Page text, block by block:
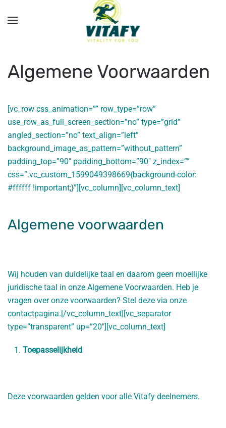
Overslaan en naar de inhoud gaan
Algemene Voorwaarden
[vc_row css_animation=”” row_type=”row”
use_row_as_full_screen_section=”no” type=”grid”
angled_section=”no” text_align=”left”
background_image_as_pattern=”without_pattern”
padding_top=”90″ padding_bottom=”90″ z_index=””
css=”.vc_custom_1599049398669{background-color:
#ffffff !important;}”][vc_column][vc_column_text]
Algemene voorwaarden
Wij houden van duidelijke taal en daarom geen moeilijke
juridische taal in onze Algemene Voorwaarden. Heb je
vragen over onze voorwaarden? Stel deze via onze
contactpagina.[/vc_column_text][vc_separator
type=”transparent” up=”20″][vc_column_text]
Toepasselijkheid
Deze voorwaarden gelden voor alle Vitafy deelnemers.